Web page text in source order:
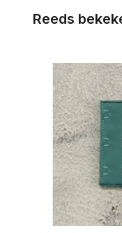
Reeds